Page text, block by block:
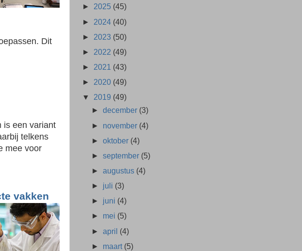
Dit
is een variant
telkens
mee voor
vakken
► 2025 (45)
► 2024 (40)
► 2023 (50)
► 2022 (49)
► 2021 (43)
► 2020 (49)
▼ 2019 (49)
►december (3)
► november (4)
►oktober (4)
►september (5)
►augustus (4)
► juli (3)
► juni (4)
► mei (5)
►april (4)
► maart (5)